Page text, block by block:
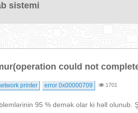
sistemi
could not
printer error 0x00000709 1701
95 % demək olar ki həll olunub.